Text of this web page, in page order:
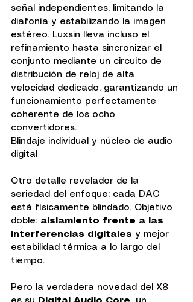
señal independientes, limitando la
diafonía y estabilizando la imagen
estéreo. Luxsin lleva incluso el
refinamiento hasta sincronizar el
conjunto mediante un circuito de
distribución de reloj de alta
velocidad dedicado, garantizando un
funcionamiento perfectamente
coherente de los ocho
convertidores.
Blindaje individual y núcleo de audio
digital
Otro detalle revelador de la
seriedad del enfoque: cada DAC
está físicamente blindado. Objetivo
doble: aislamiento frente a las
interferencias digitales y mejor
estabilidad térmica a lo largo del
tiempo.
Pero la verdadera novedad del X8